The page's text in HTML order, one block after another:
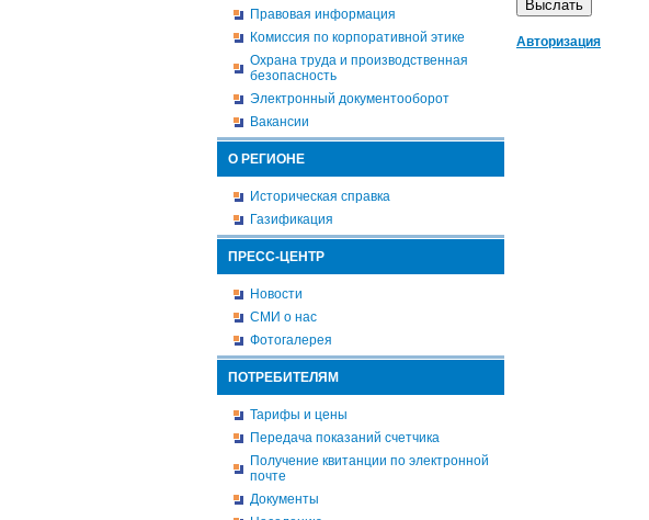
Правовая информация
Комиссия по корпоративной этике
Охрана труда и производственная
безопасность
Электронный документооборот
Вакансии
О РЕГИОНЕ
Историческая справка
Газификация
ПРЕСС-ЦЕНТР
Новости
СМИ о нас
Фотогалерея
ПОТРЕБИТЕЛЯМ
Тарифы и цены
Передача показаний счетчика
Получение квитанции по электронной
почте
Документы
Авторизация